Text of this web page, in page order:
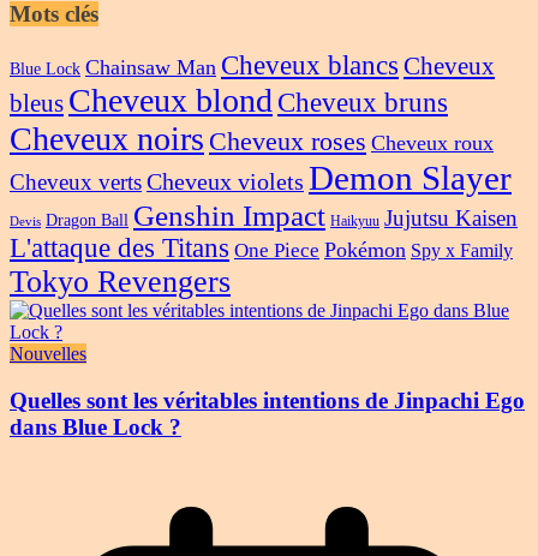
Mots clés
Blue Lock Chainsaw Man Cheveux blancs Cheveux
bleus Cheveux blond Cheveux bruns
Cheveux noirs Cheveux roses Cheveux roux
Cheveux vertsCheveux violets Demon Slayer
Devis Dragon Ball Genshin Impact Haikyuu Jujutsu Kaisen
L'attaque des Titans One Piece Pokémon Spy x Family
Tokyo Revengers
Nouvelles
Quelles sont les véritables intentions de Jinpachi Ego
dans Blue Lock ?